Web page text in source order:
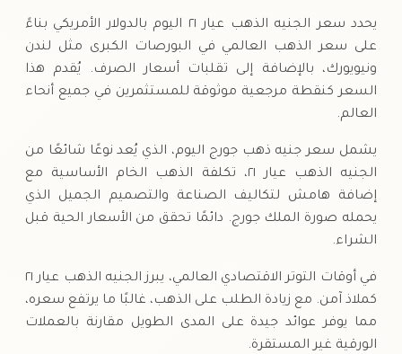
يحدد سعر الجنيه الذهب عيار ٢١ اليوم بالدولار الأمريكي بناءً
على سعر الذهب العالمي في البورصات الكبرى مثل لندن
ونيويورك، بالإضافة إلى تقلبات أسعار الصرف. يُقدم هذا
السعر كنقطة مرجعية موثوقة للمستثمرين في جميع أنحاء
العالم.
يشمل سعر جنيه ذهب جورج اليوم، الذي يُعد نوعًا شائعًا من
الجنيه الذهب عيار ٢١، تكلفة الذهب الخام الأساسية مع
إضافة هامش لتكاليف الصناعة والتصميم الجميل الذي
يحمله صورة الملك جورج. دائمًا تحقق من الأسعار الحية قبل
الشراء.
في أوقات التوتر الاقتصادي العالمي، يبرز الجنيه الذهب عيار ٢١
كملاذ آمن. مع زيادة الطلب على الذهب، غالبًا ما يرتفع سعره،
مما يوفر عوائد جيدة على المدى الطويل مقارنة بالعملات
الورقية غير المستقرة.